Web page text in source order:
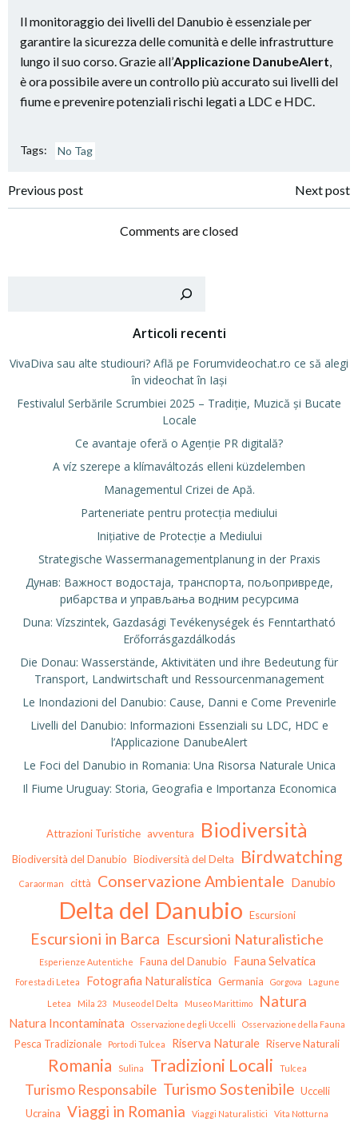
Il monitoraggio dei livelli del Danubio è essenziale per
garantire la sicurezza delle comunità e delle infrastrutture
lungo il suo corso. Grazie all’Applicazione DanubeAlert,
è ora possibile avere un controllo più accurato sui livelli del
fiume e prevenire potenziali rischi legati a LDC e HDC.
Tags: No Tag
Post
navigation
Previous post
navigation
Next post
Comments are closed
Articoli recenti
VivaDiva sau alte studiouri? Află pe Forumvideochat.ro ce să alegi
în videochat în Iași
Festivalul Serbările Scrumbiei 2025 – Tradiție, Muzică și Bucate
Locale
Ce avantaje oferă o Agenție PR digitală?
A víz szerepe a klímaváltozás elleni küzdelemben
Managementul Crizei de Apă.
Parteneriate pentru protecția mediului
Inițiative de Protecție a Mediului
Strategische Wassermanagementplanung in der Praxis
Дунав: Важност водостаја, транспорта, пољопривреде,
рибарства и управљања водним ресурсима
Duna: Vízszintek, Gazdasági Tevékenységek és Fenntartható
Erőforrásgazdálkodás
Die Donau: Wasserstände, Aktivitäten und ihre Bedeutung für
Transport, Landwirtschaft und Ressourcenmanagement
Le Inondazioni del Danubio: Cause, Danni e Come Prevenirle
Livelli del Danubio: Informazioni Essenziali su LDC, HDC e
l’Applicazione DanubeAlert
Le Foci del Danubio in Romania: Una Risorsa Naturale Unica
Il Fiume Uruguay: Storia, Geografia e Importanza Economica
Attrazioni Turistiche avventura Biodiversità
Biodiversità del Danubio Biodiversità del Delta Birdwatching
Caraorman città Conservazione Ambientale Danubio
Delta del Danubio Escursioni
Escursioni in Barca Escursioni Naturalistiche
Esperienze Autentiche Fauna del Danubio Fauna Selvatica
Foresta di Letea Fotografia Naturalistica Germania Gorgova Lagune
Letea Mila 23 Museo del Delta Museo Marittimo Natura
Natura Incontaminata Osservazione degli Uccelli Osservazione della Fauna
Pesca Tradizionale Porto di Tulcea Riserva Naturale Riserve Naturali
Romania Sulina Tradizioni Locali Tulcea
Turismo Responsabile Turismo Sostenibile Uccelli
Ucraina Viaggi in Romania Viaggi Naturalistici Vita Notturna